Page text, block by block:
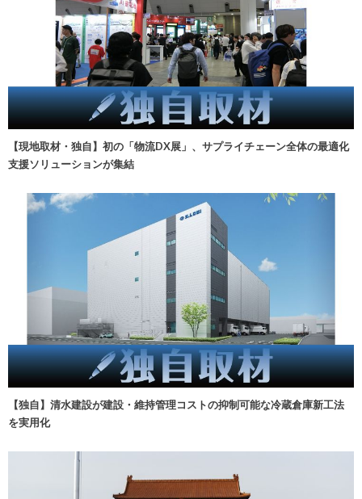
【現地取材・独自】初の「物流DX展」、サプライチェーン全体の最適化
支援ソリューションが集結
【独自】清水建設が建設・維持管理コストの抑制可能な冷蔵倉庫新工法
を実用化